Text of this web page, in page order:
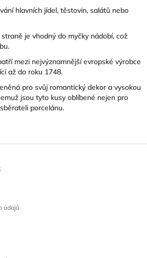
hlavních jídel, těstovin, salátů nebo
je vhodný do myčky nádobí, což
mezi nejvýznamnější evropské výrobce
až do roku 1748.
pro svůj romantický dekor a vysokou
jsou tyto kusy oblíbené nejen pro
porcelánu.
údajů